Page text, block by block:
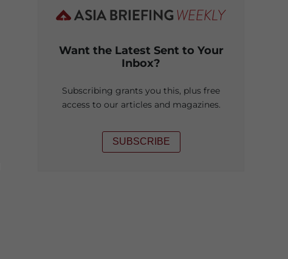
Want the Latest Sent to Your
Inbox?
Subscribing grants you this, plus free
access to our articles and magazines.
SUBSCRIBE